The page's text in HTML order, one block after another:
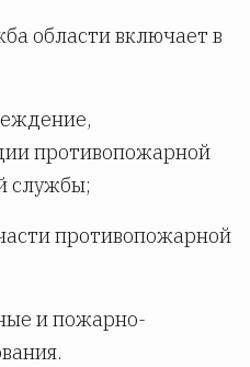
области включает в
противопожарной
службы;
противопожарной
и пожарно-